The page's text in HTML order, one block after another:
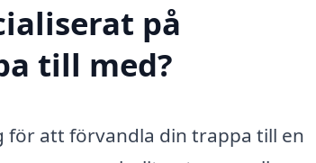
på
till med?
för att förvandla din trappa till en